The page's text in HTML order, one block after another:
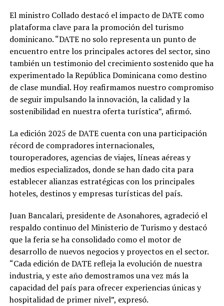
El ministro Collado destacó el impacto de DATE como
plataforma clave para la promoción del turismo
dominicano. “DATE no solo representa un punto de
encuentro entre los principales actores del sector, sino
también un testimonio del crecimiento sostenido que ha
experimentado la República Dominicana como destino
de clase mundial. Hoy reafirmamos nuestro compromiso
de seguir impulsando la innovación, la calidad y la
sostenibilidad en nuestra oferta turística”, afirmó.
La edición 2025 de DATE cuenta con una participación
récord de compradores internacionales,
touroperadores, agencias de viajes, líneas aéreas y
medios especializados, donde se han dado cita para
establecer alianzas estratégicas con los principales
hoteles, destinos y empresas turísticas del país.
Juan Bancalari, presidente de Asonahores, agradeció el
respaldo continuo del Ministerio de Turismo y destacó
que la feria se ha consolidado como el motor de
desarrollo de nuevos negocios y proyectos en el sector.
“Cada edición de DATE refleja la evolución de nuestra
industria, y este año demostramos una vez más la
capacidad del país para ofrecer experiencias únicas y
hospitalidad de primer nivel”, expresó.